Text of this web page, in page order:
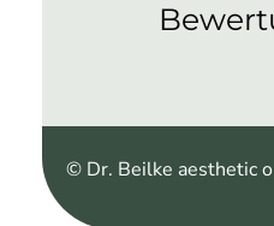
© Dr. Beilke aesthetic